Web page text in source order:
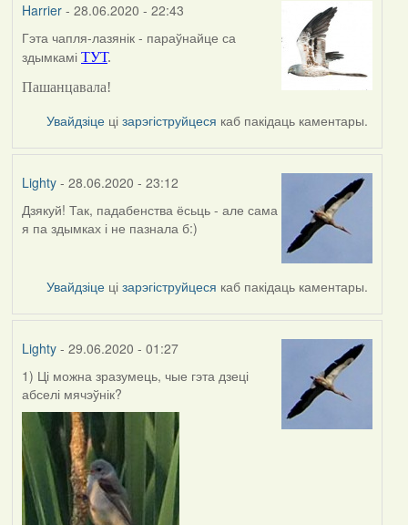
Harrier- 28.06.2020 - 22:43
In
reply
to
Lighty
Гэта чапля-лазянік - параўнайце са
здымкамі ТУТ.
Пашанцавала!
Увайдзіце цізарэгіструйцеся каб пакідаць каментары.
Lighty- 28.06.2020 - 23:12
In
reply
Harrier
Дзякуй! Так, падабенства ёсьць - але сама
я па здымках і не пазнала б:)
Увайдзіце цізарэгіструйцеся каб пакідаць каментары.
Lighty- 29.06.2020 - 01:27
1) Ці можна зразумець, чые гэта дзеці
абселі мячэўнік?